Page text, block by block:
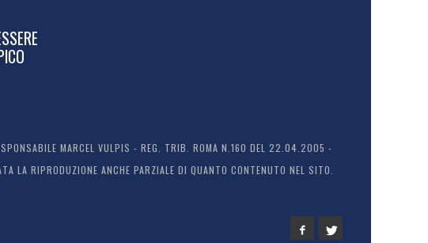
MARCEL VULPIS - REG. TRIB. ROMA N.160 DEL 22.04.2005 -
RIPRODUZIONE ANCHE PARZIALE DI QUANTO CONTENUTO NEL SITO.